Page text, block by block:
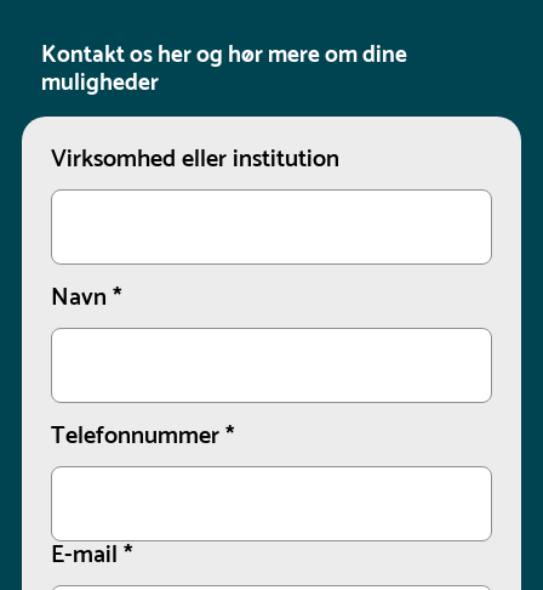
Kontakt os her og hør mere om dine
muligheder
Virksomhed eller institution
Navn*
Telefonnummer*
E-mail*